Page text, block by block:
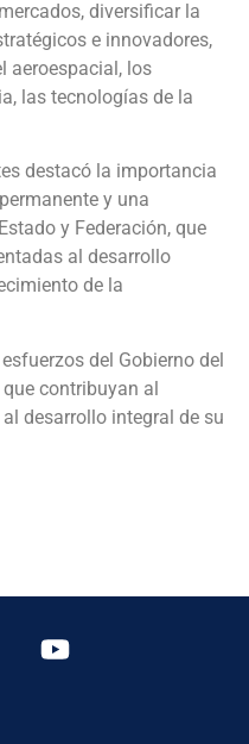
diversificar la
e innovadores,
aeroespacial, los
las tecnologías de la
destacó la importancia
y una
y Federación, que
al desarrollo
de la
del Gobierno del
contribuyan al
desarrollo integral de su